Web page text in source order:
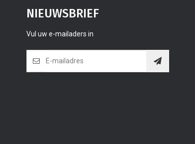
NIEUWSBRIEF
Vul uw e-mailaders in